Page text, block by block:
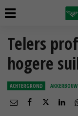
Telers
hogere
ACHTERGROND AKKERBOUW